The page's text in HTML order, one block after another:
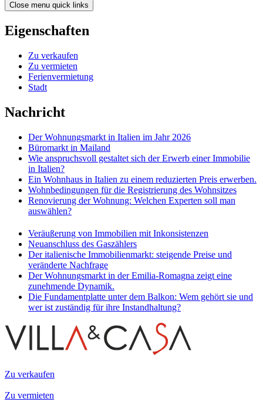
Close menu quick links
Eigenschaften
Zu verkaufen
Zu vermieten
Ferienvermietung
Stadt
Nachricht
Der Wohnungsmarkt in Italien im Jahr 2026
Büromarkt in Mailand
Wie anspruchsvoll gestaltet sich der Erwerb einer Immobilie
in Italien?
Ein Wohnhaus in Italien zu einem reduzierten Preis erwerben.
Wohnbedingungen für die Registrierung des Wohnsitzes
Renovierung der Wohnung: Welchen Experten soll man
auswählen?
Veräußerung von Immobilien mit Inkonsistenzen
Neuanschluss des Gaszählers
Der italienische Immobilienmarkt: steigende Preise und
veränderte Nachfrage
Der Wohnungsmarkt in der Emilia-Romagna zeigt eine
zunehmende Dynamik.
Die Fundamentplatte unter dem Balkon: Wem gehört sie und
wer ist zuständig für ihre Instandhaltung?
Zu verkaufen
Zu vermieten